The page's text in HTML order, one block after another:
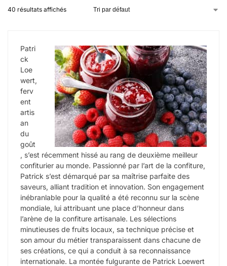
40 résultats affichés
Patri
ck
Loe
wert,
ferv
ent
artis
an
du
goût
, s’est récemment hissé au rang de deuxième meilleur
confiturier au monde. Passionné par l’art de la confiture,
Patrick s’est démarqué par sa maîtrise parfaite des
saveurs, alliant tradition et innovation. Son engagement
inébranlable pour la qualité a été reconnu sur la scène
mondiale, lui attribuant une place d’honneur dans
l’arène de la confiture artisanale. Les sélections
minutieuses de fruits locaux, sa technique précise et
son amour du métier transparaissent dans chacune de
ses créations, ce qui a conduit à sa reconnaissance
internationale. La montée fulgurante de Patrick Loewert